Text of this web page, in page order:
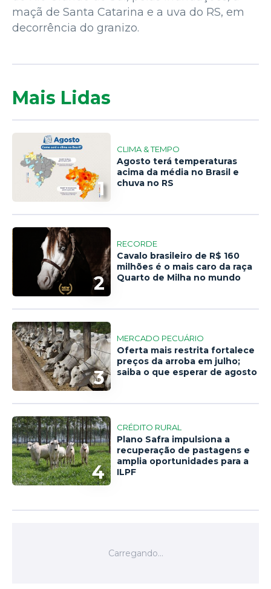
maçã de Santa Catarina e a uva do RS, em
decorrência do granizo.
Mais Lidas
1
CLIMA & TEMPO
Agosto terá temperaturas
acima da média no Brasil e
chuva no RS
2
RECORDE
Cavalo brasileiro de R$ 160
milhões é o mais caro da raça
Quarto de Milha no mundo
3
MERCADO PECUÁRIO
Oferta mais restrita fortalece
preços da arroba em julho;
saiba o que esperar de agosto
4
CRÉDITO RURAL
Plano Safra impulsiona a
recuperação de pastagens e
amplia oportunidades para a
ILPF